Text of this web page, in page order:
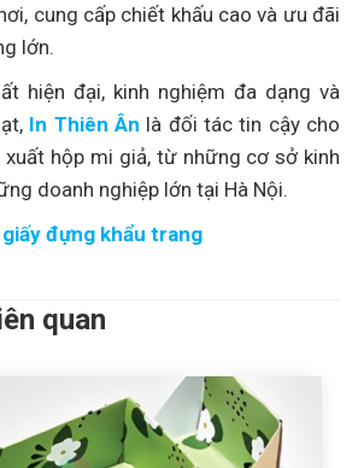
cung cấp chiết khấu cao và ưu đãi
lớn.
hiện đại, kinh nghiệm đa dạng và
In Thiên Ân là đối tác tin cậy cho
hộp mi giả, từ những cơ sở kinh
doanh nghiệp lớn tại Hà Nội.
đựng khẩu trang
quan